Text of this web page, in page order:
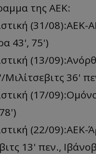
της AEK:
(31/08):ΑΕΚ-
43', 75')
(13/
36'
(17/
(22/09):ΑΕΚ-
13' πεν.,